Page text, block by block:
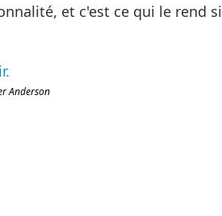
et c'est ce qui le rend si
Anderson